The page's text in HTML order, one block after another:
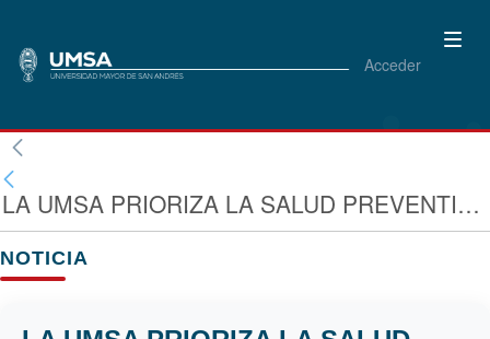
Acceder
LA UMSA PRIORIZA LA SALUD PREVENTIVA CON FERIAS MÉDICAS GRATUITAS EN SU CAMPUS CENTRAL
NOTICIA